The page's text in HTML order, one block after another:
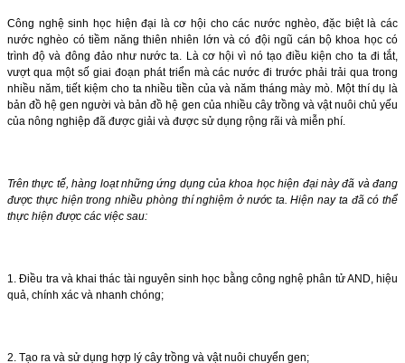
Công nghệ sinh học hiện đại là cơ hội cho các nước nghèo, đặc biệt là các
nước nghèo có tiềm năng thiên nhiên lớn và có đội ngũ cán bộ khoa học có
trình độ và đông đảo như nước ta. Là cơ hội vì nó tạo điều kiện cho ta đi tắt,
vượt qua một số giai đoạn phát triển mà các nước đi trước phải trải qua trong
nhiều năm, tiết kiệm cho ta nhiều tiền của và năm tháng mày mò. Một thí dụ là
bản đồ hệ gen người và bản đồ hệ gen của nhiều cây trồng và vật nuôi chủ yếu
của nông nghiệp đã được giải và được sử dụng rộng rãi và miễn phí.
Trên thực tế, hàng loạt những ứng dụng của khoa học hiện đại này đã và đang
được thực hiện trong nhiều phòng thí nghiệm ở nước ta. Hiện nay ta đã có thể
thực hiện được các việc sau:
1. Điều tra và khai thác tài nguyên sinh học bằng công nghệ phân tử AND, hiệu
quả, chính xác và nhanh chóng;
2. Tạo ra và sử dụng hợp lý cây trồng và vật nuôi chuyển gen;